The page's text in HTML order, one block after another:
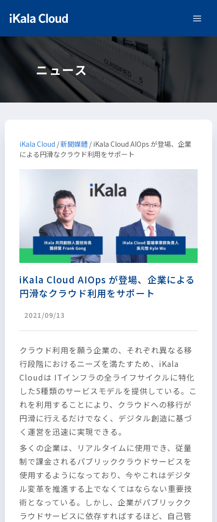
ニュース
iKala Cloud /新聞媒體 / iKala Cloud AIOps が登場、企業
による円滑なクラウド利用をサポート
iKala Cloud AIOps が登場、企業による
円滑なクラウド利用をサポート
2021/09/13
クラウド利用を願う企業の、それぞれ異なる移
行段階におけるニーズを満たすため、iKala
Cloudは ITインフラの全ライフサイクルに特化
した5種類のサービスモデルを提供している。こ
れを利用することにより、クラウドへの移行が
円滑に行えるだけでなく、デジタル創造に基づ
く運営を迅速に実現できる。
多くの企業は、リアルタイムに使用でき、従量
制で課金されるパブリッククラウドサービスを
使用するようになっており、今やこれはデジタ
ル変革を推進する上でなくてはならない重要技
術となっている。しかし、企業がパブリックク
ラウドサービスに依存すればするほど、自己管